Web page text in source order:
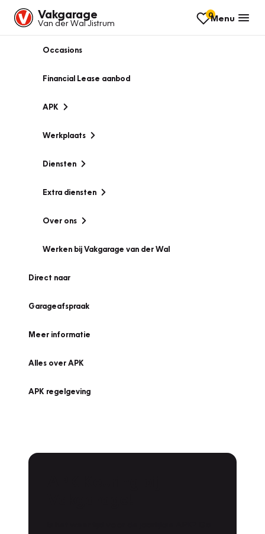
Vakgarage
Van der Wal Jistrum
0Menu
Occasions
Financial Lease aanbod
APK
Werkplaats
Diensten
Extra diensten
Over ons
Werken bij Vakgarage van der Wal
Direct naar
Garageafspraak
Meer informatie
Alles over APK
APK regelgeving